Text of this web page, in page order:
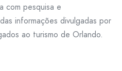
com pesquisa e
informações divulgadas por
ao turismo de Orlando.